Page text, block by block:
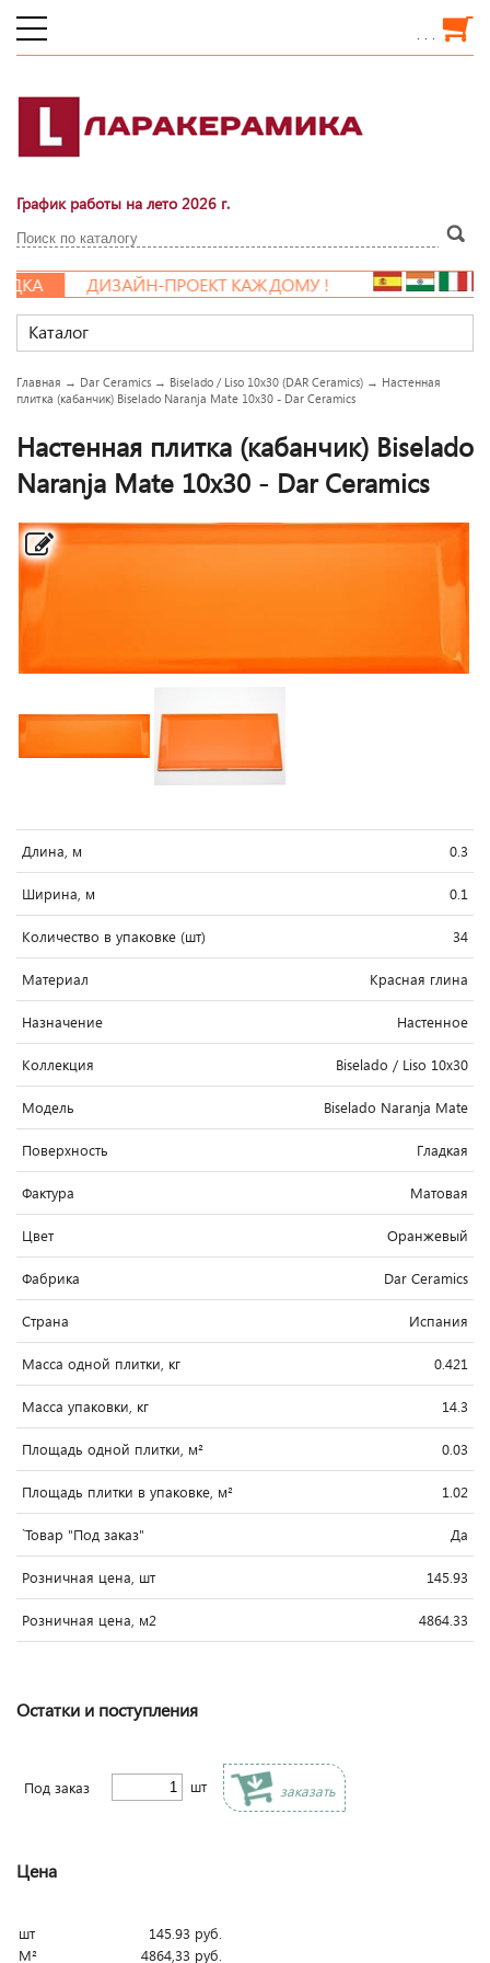
. . .
График работы на лето 2026 г.
ДИЗАЙН-ПРОЕКТ КАЖДОМУ !
Каталог
Главная → Dar Ceramics → Biselado / Liso 10x30 (DAR Ceramics) → Настенная
плитка (кабанчик) Biselado Naranja Mate 10x30 - Dar Ceramics
Настенная плитка (кабанчик) Biselado
Naranja Mate 10x30 - Dar Ceramics
Длина, м 0.3
Ширина, м 0.1
Количество в упаковке (шт) 34
Материал Красная глина
Назначение Настенное
Коллекция Biselado / Liso 10x30
Модель Biselado Naranja Mate
Поверхность Гладкая
Фактура Матовая
Цвет Оранжевый
Фабрика Dar Ceramics
Страна Испания
Масса одной плитки, кг 0.421
Масса упаковки, кг 14.3
Площадь одной плитки, м² 0.03
Площадь плитки в упаковке, м² 1.02
`Товар "Под заказ" Да
Розничная цена, шт 145.93
Розничная цена, м2 4864.33
Остатки и поступления
Под заказ шт заказать
Цена
шт 145.93 руб.
М²
4864,33 руб.